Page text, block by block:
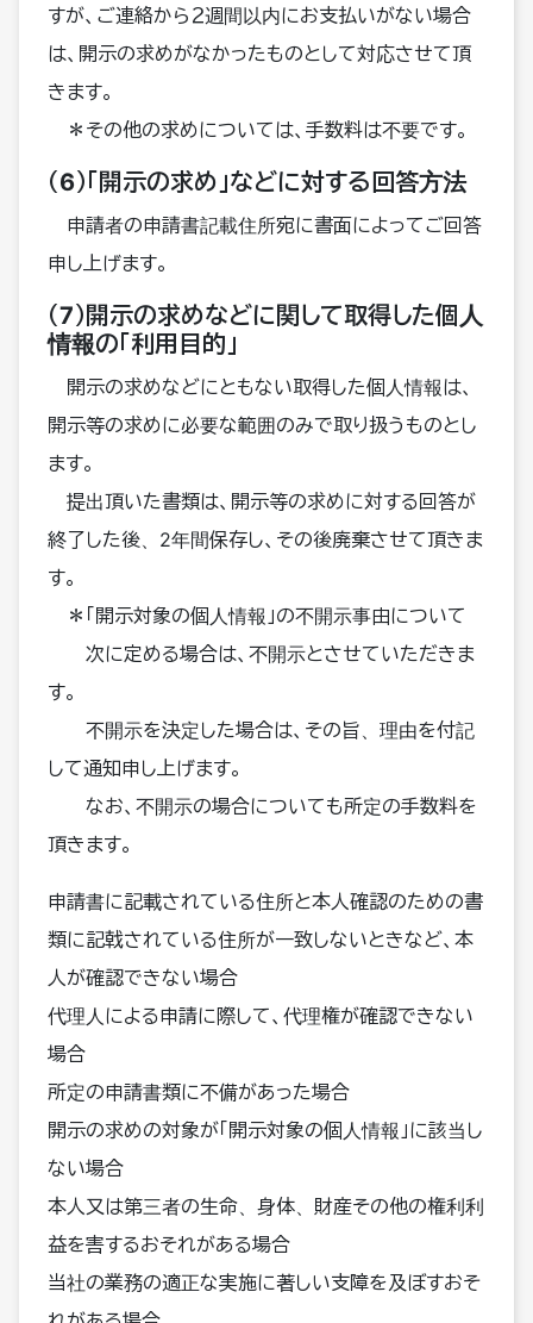
すが、ご連絡から２週間以内にお支払いがない場合
は、開示の求めがなかったものとして対応させて頂
きます。
＊その他の求めについては、手数料は不要です。
（6）「開示の求め」などに対する回答方法
申請者の申請書記載住所宛に書面によってご回答
申し上げます。
（7）開示の求めなどに関して取得した個人
情報の「利用目的」
開示の求めなどにともない取得した個人情報は、
開示等の求めに必要な範囲のみで取り扱うものとし
ます。
提出頂いた書類は、開示等の求めに対する回答が
終了した後、2年間保存し、その後廃棄させて頂きま
す。
＊「開示対象の個人情報」の不開示事由について
次に定める場合は、不開示とさせていただきま
す。
不開示を決定した場合は、その旨、理由を付記
して通知申し上げます。
なお、不開示の場合についても所定の手数料を
頂きます。
申請書に記載されている住所と本人確認のための書
類に記戟されている住所が一致しないときなど、本
人が確認できない場合
代理人による申請に際して、代理権が確認できない
場合
所定の申請書類に不備があった場合
開示の求めの対象が「開示対象の個人情報」に該当し
ない場合
本人又は第三者の生命、身体、財産その他の権利利
益を害するおそれがある場合
当社の業務の適正な実施に著しい支障を及ぼすおそ